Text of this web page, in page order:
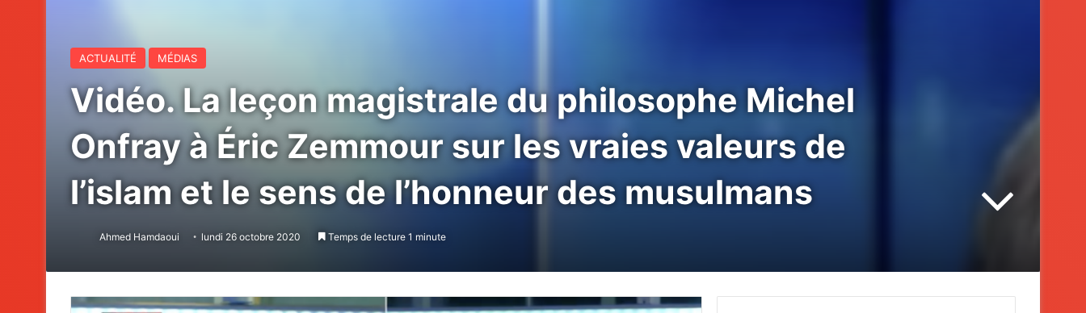
ACTUALITÉ MÉDIAS
Vidéo. La leçon magistrale du philosophe Michel
Onfray à Éric Zemmour sur les vraies valeurs de
l’islam et le sens de l’honneur des musulmans
Ahmed Hamdaoui lundi 26 octobre 2020 Temps de lecture 1 minute